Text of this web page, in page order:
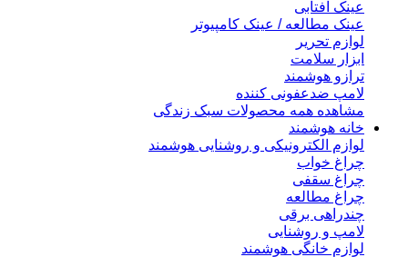
عینک آفتابی
عینک مطالعه / عینک کامپیوتر
لوازم تحریر
ابزار سلامت
ترازو هوشمند
لامپ ضدعفونی کننده
مشاهده همه محصولات سبک زندگی
خانه هوشمند
لوازم الکترونیکی و روشنایی هوشمند
چراغ خواب
چراغ سقفی
چراغ مطالعه
چندراهی برقی
لامپ و روشنایی
لوازم خانگی هوشمند